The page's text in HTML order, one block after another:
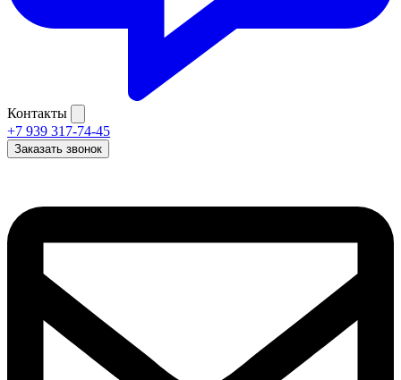
Контакты
+7 939 317-74-45
Заказать звонок